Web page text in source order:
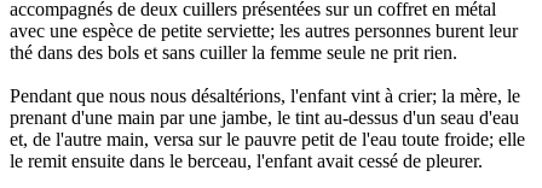
accompagnés de deux cuillers présentées sur un coffret en métal
avec une espèce de petite serviette; les autres personnes burent leur
thé dans des bols et sans cuiller la femme seule ne prit rien.
Pendant que nous nous désaltérions, l'enfant vint à crier; la mère, le
prenant d'une main par une jambe, le tint au-dessus d'un seau d'eau
et, de l'autre main, versa sur le pauvre petit de l'eau toute froide; elle
le remit ensuite dans le berceau, l'enfant avait cessé de pleurer.